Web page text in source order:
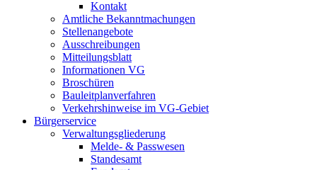
Kontakt
Amtliche Bekanntmachungen
Stellenangebote
Ausschreibungen
Mitteilungsblatt
Informationen VG
Broschüren
Bauleitplanverfahren
Verkehrshinweise im VG-Gebiet
Bürgerservice
Verwaltungsgliederung
Melde- & Passwesen
Standesamt